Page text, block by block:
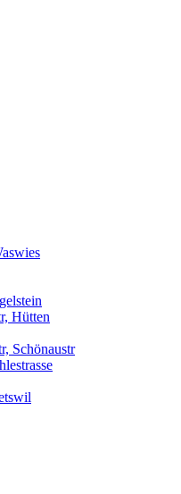
Hütten
Schönaustr